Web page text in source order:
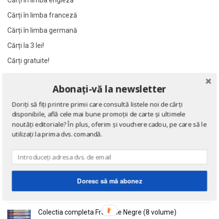
Al. Caprariu
Al. Dumitrescu
Al. Philippide
Alain Besancon
Alain Bombard
Alain Danielou
Alain Lallemand
Alain Manevy
Alan Butler
Al. Caprariu
Al. Dumitrescu
Al. Philippide
Alain Besancon
Alain Bombard
Alain Danielou
Alain Lallemand
Alain Manevy
Alan Butler
Cărți în limba franceză
Cărți în limba germană
Cărți la 3 lei!
Cărți gratuite!
Eseuri
de Emil Cioran
Doctrina sau Cele patru carti clasice ale Chinei
de Confucius
Colectia completa Fracurile Negre (8 volume)
Abonați-vă la newsletter
Doriți să fiți printre primii care consultă listele noi de cărți
disponibile, află cele mai bune promoții de carte și ultimele
noutăți editoriale? În plus, oferim și vouchere cadou, pe care să le
utilizați la prima dvs. comandă.
Doresc să mă abonez